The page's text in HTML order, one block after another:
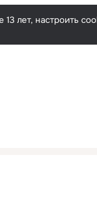
лет, настроить